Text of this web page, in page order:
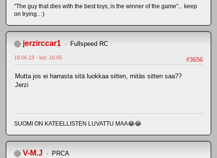
"The guy that dies with the best toys, is the winner of the game"... keep
on trying.. :)
jerzirccar1 Fullspeed RC
#3656
19.06.19 - klo: 16.05
Mutta jos ei harrasta sitä luokkaa sitten, mitäs sitten saa??
Jerzi
SUOMI ON KATEELLISTEN LUVATTU MAA😂😂
V-M.J PRCA